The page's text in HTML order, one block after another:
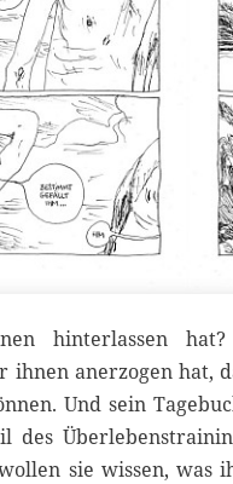
hinterlassen hat?
ihnen anerzogen hat,
Und sein
des
sie wissen, was